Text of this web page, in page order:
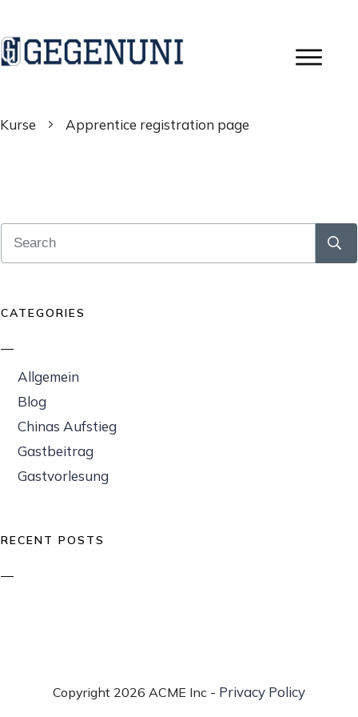
Kurse Apprentice registration page
CATEGORIES
Allgemein
Blog
Chinas Aufstieg
Gastbeitrag
Gastvorlesung
RECENT POSTS
Copyright 2026 ACME Inc - Privacy Policy